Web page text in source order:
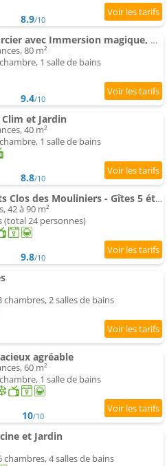
8.9/10
Logement Sorcier avec Immersion magique, Déco unique, Clim et jardin
80 m²
1 salle de bains
9.4/10
et Jardin
40 m²
1 salle de bains
8.8/10
Appartements Clos des Mouliniers - Gîtes 5 étoiles en Ardèche
42 à 90 m²
(total 24 personnes)
9.8/10
chambres, 2 salles de bains
agréable
60 m²
1 salle de bains
10/10
et Jardin
chambres, 4 salles de bains